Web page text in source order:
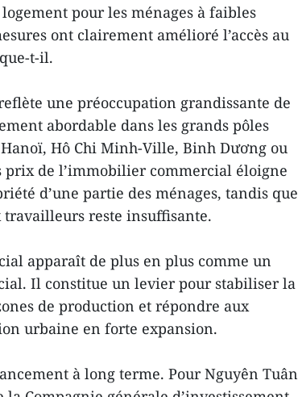
pour les ménages à faibles
ont clairement amélioré l’accès au
t-il.
une préoccupation grandissante de
abordable dans les grands pôles
Hô Chi Minh-Ville, Binh Dương ou
prix de l’immobilier commercial éloigne
d’une partie des ménages, tandis que
travailleurs reste insuffisante.
apparaît de plus en plus comme un
Il constitue un levier pour stabiliser la
de production et répondre aux
urbaine en forte expansion.
à long terme. Pour Nguyên Tuân